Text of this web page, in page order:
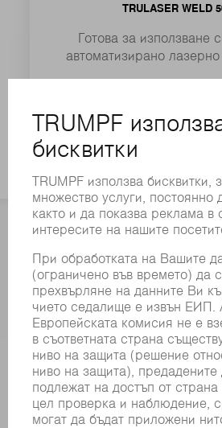
TRULASER WELD
Готова за използване
автоматизирано
СЪБИТИЯ И ДАТИ
ОНЛАЙН УСЛУГИ
КОНТАКТИ